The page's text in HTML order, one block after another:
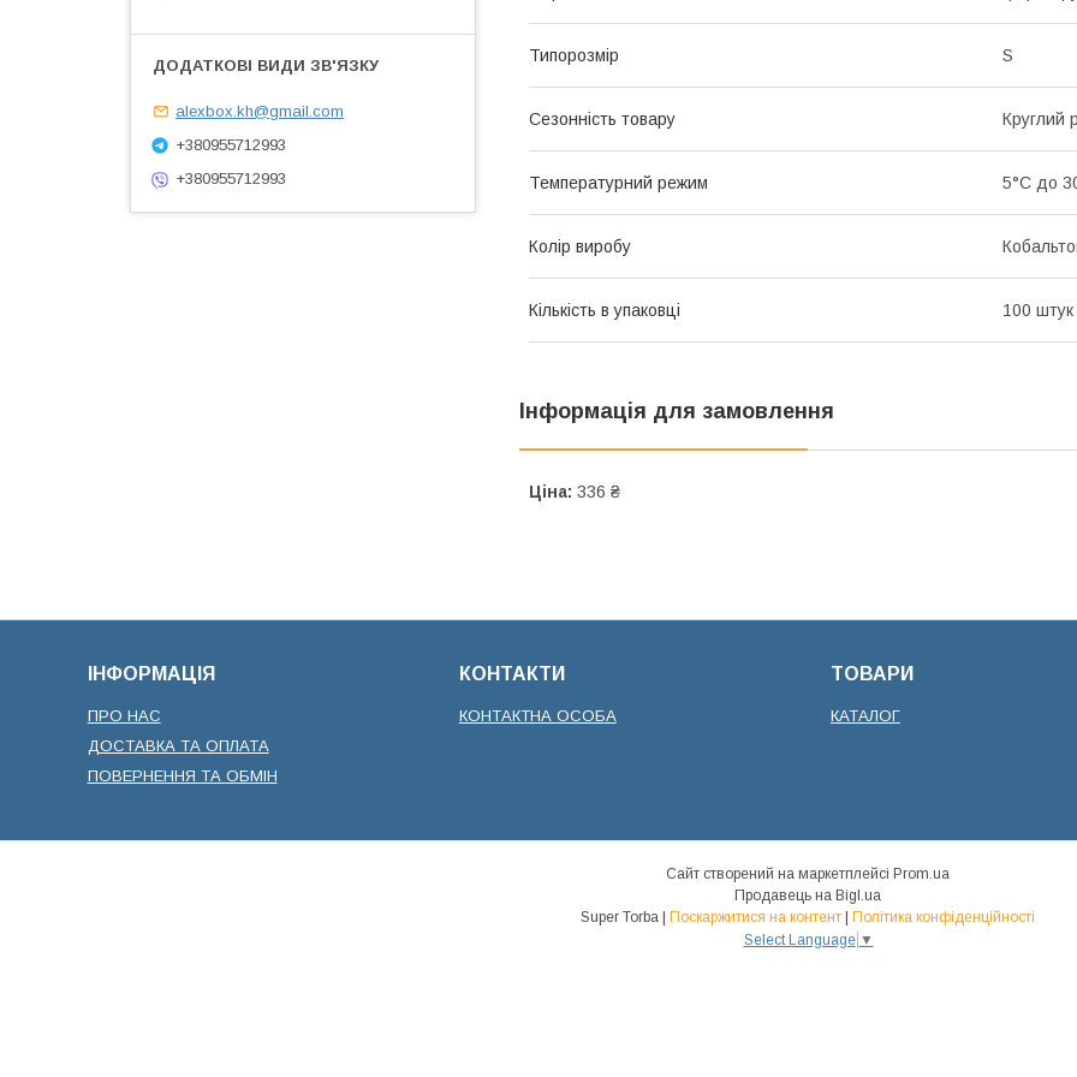
Типорозмір S
Сезонність товару Круглий
Температурний режим 5°С до
Колір виробу
Кількість в упаковці 100 штук
Інформація для замовлення
Ціна: 336 ₴
alexbox.kh@gmail.com
+380955712993
+380955712993
ІНФОРМАЦІЯ
ПРО НАС
ДОСТАВКА ТА ОПЛАТА
ПОВЕРНЕННЯ ТА ОБМІН
КОНТАКТИ
КОНТАКТНА ОСОБА
ТОВАРИ
КАТАЛОГ
Сайт створений на маркетплейсі Prom.ua
Продавець на Bigl.ua
Поскаржитися на контент
Політика конфіденційності
Select Language ▼